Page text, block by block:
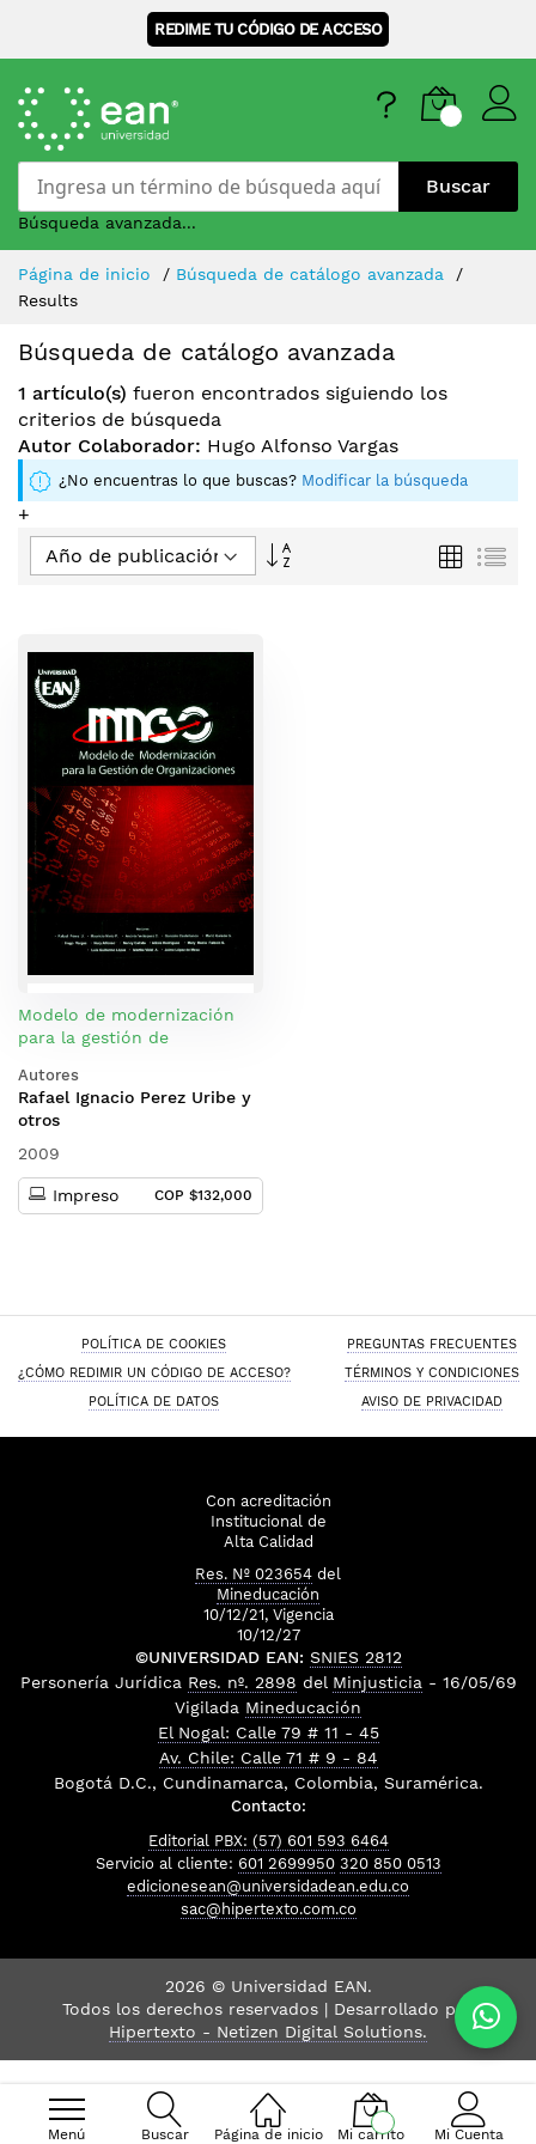
REDIME TU CÓDIGO DE ACCESO
Buscar
Búsqueda avanzada...
Menú Buscar Página de inicio Mi carrito Mi Cuenta
Skip
Content
Página de inicio
Búsqueda de catálogo avanzada
Results
Búsqueda de catálogo avanzada
1 artículo(s) fueron encontrados siguiendo los
criterios de búsqueda
Autor Colaborador: Hugo Alfonso Vargas
¿No encuentras lo que buscas? Modificar la búsqueda
+
Fijar
Parrilla
Modelo de modernización
para la gestión de
(Incluye cuaderno de casos)
Autores
Rafael Ignacio Perez Uribe y
otros
2009
Impreso COP $132,000
POLÍTICA DE COOKIES
PREGUNTAS FRECUENTES
¿CÓMO REDIMIR UN CÓDIGO DE ACCESO?
TÉRMINOS Y CONDICIONES
POLÍTICA DE DATOS
AVISO DE PRIVACIDAD
Con acreditación
Institucional de
Alta Calidad
Res. Nº 023654 del
Mineducación
10/12/21, Vigencia
10/12/27
©UNIVERSIDAD EAN: SNIES 2812
Personería Jurídica Res. nº. 2898 del Minjusticia - 16/05/69
Vigilada Mineducación
El Nogal: Calle 79 # 11 - 45
Av. Chile: Calle 71 # 9 - 84
Bogotá D.C., Cundinamarca, Colombia, Suramérica.
Contacto:
Editorial PBX: (57) 601 593 6464
Servicio al cliente: 601 2699950 320 850 0513
edicionesean@universidadean.edu.co
sac@hipertexto.com.co
2026 © Universidad EAN.
Todos los derechos reservados | Desarrollado por
Hipertexto - Netizen Digital Solutions.